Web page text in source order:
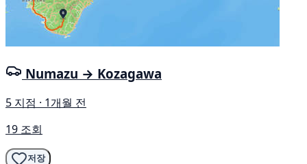
Numazu → Kozagawa
5 지점 · 1개월 전
19 조회
저장